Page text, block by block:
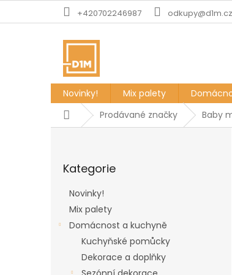
+420702246987 odkupy@d1m.cz
Novinky! Mix palety
DomůProdávané značky Baby
kategorie
Kategorie
Novinky!
Mix palety
Domácnost a kuchyně
Kuchyňské pomůcky
Dekorace a doplňky